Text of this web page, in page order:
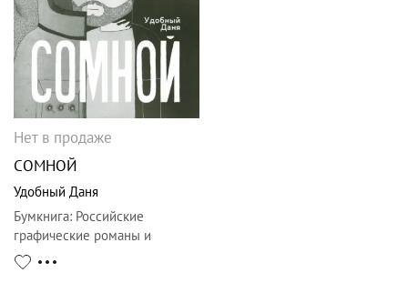
Нет в продаже
СОМНОЙ
Удобный Даня
Бумкнига: Российские
графические романы и
комиксы